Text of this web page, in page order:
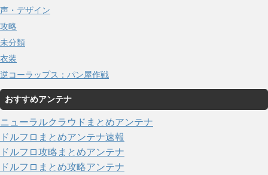
声・デザイン
攻略
未分類
衣装
逆コーラップス：パン屋作戦
おすすめアンテナ
ニューラルクラウドまとめアンテナ
ドルフロまとめアンテナ速報
ドルフロ攻略まとめアンテナ
ドルフロまとめ攻略アンテナ